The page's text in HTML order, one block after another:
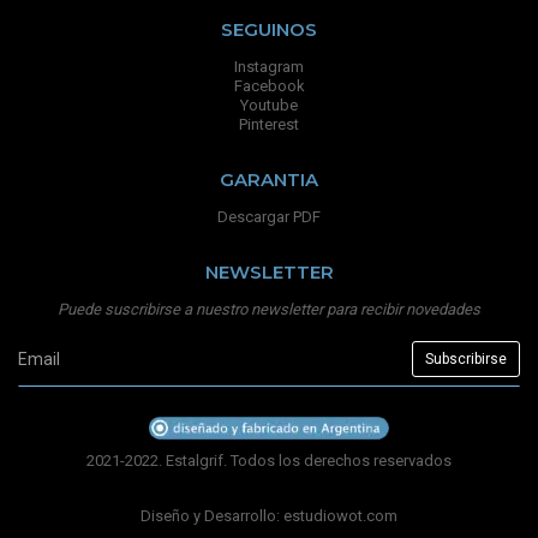
SEGUINOS
Instagram
Facebook
Youtube
Pinterest
GARANTIA
Descargar PDF
NEWSLETTER
Puede suscribirse a nuestro newsletter para recibir novedades
2021-2022. Estalgrif. Todos los derechos reservados
Diseño y Desarrollo: estudiowot.com